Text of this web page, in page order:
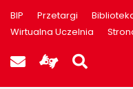
BIP Przetargi
Wirtualna Uczelnia
Poczta UJK